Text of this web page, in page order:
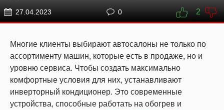
27.04.2023 0 2
Многие клиенты выбирают автосалоны не только по
ассортименту машин, которые есть в продаже, но и
уровню сервиса. Чтобы создать максимально
комфортные условия для них, устанавливают
инверторный кондиционер. Это современные
устройства, способные работать на обогрев и